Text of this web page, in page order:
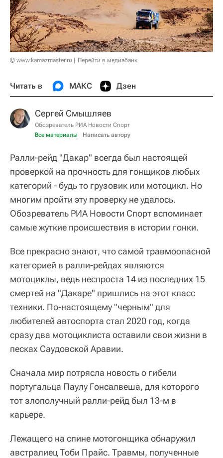
© www.kamazmaster.ru Перейти в медиабанк
Читать в МАКС Дзен
Сергей Смышляев
Обозреватель РИА Новости Спорт
Все материалы
Написать автору
Ралли-рейд "Дакар" всегда был настоящей
проверкой на прочность для гонщиков любых
категорий - будь то грузовик или мотоцикл. Но
многим пройти эту проверку не удалось.
Обозреватель РИА Новости Спорт вспоминает
самые жуткие происшествия в истории гонки.
Все прекрасно знают, что самой травмоопасной
категорией в ралли-рейдах являются
мотоциклы, ведь неспроста 14 из последних 15
смертей на "Дакаре" пришлись на этот класс
техники. По-настоящему "черным" для
любителей автоспорта стал 2020 год, когда
сразу два мотоциклиста оставили свои жизни в
песках Саудовской Аравии.
Сначала мир потрясла новость о гибели
португальца Паулу Гонсалвеша, для которого
тот злополучный ралли-рейд был 13-м в
карьере.
Лежащего на спине мотогонщика обнаружил
австралиец Тоби Прайс. Травмы, полученные